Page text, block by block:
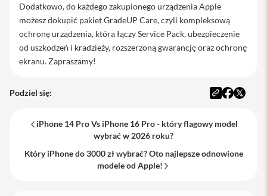
l
e
a
d
a
r
l
Dodatkowo, do każdego zakupionego urządzenia Apple
możesz dokupić pakiet GradeUP Care, czyli kompleksową
ochronę urządzenia, która łączy Service Pack, ubezpieczenie
od uszkodzeń i kradzieży, rozszerzoną gwarancję oraz ochronę
ekranu. Zapraszamy!
Podziel się:
iPhone 14 Pro Vs iPhone 16 Pro - który flagowy model
wybrać w 2026 roku?
Który iPhone do 3000 zł wybrać? Oto najlepsze odnowione
modele od Apple!